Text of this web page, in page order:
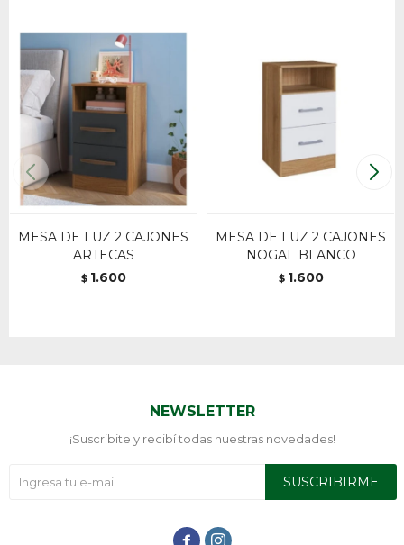
MESA DE LUZ 2 CAJONES
ARTECAS
$ 1.600
MESA DE LUZ 2 CAJONES
NOGAL BLANCO
$ 1.600
NEWSLETTER
¡Suscribite y recibí todas nuestras novedades!
SUSCRIBIRME
 